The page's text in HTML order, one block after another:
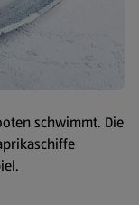
schwimmt. Die